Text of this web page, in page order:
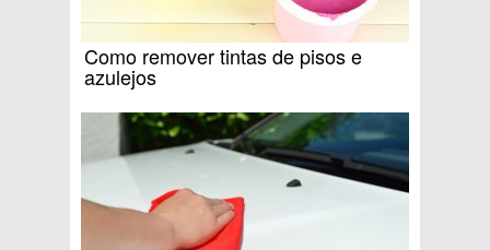
Como remover tintas de pisos e
azulejos